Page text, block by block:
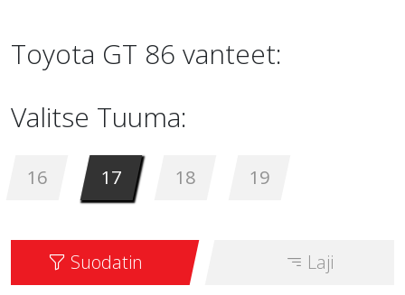
Toyota GT 86 vanteet:
Valitse Tuuma:
16 17 18 19
Suodatin Laji